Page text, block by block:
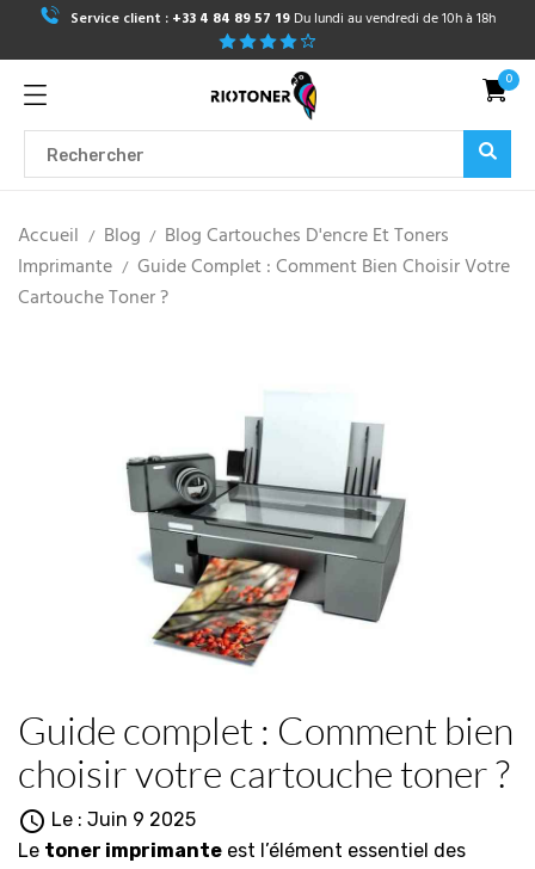
Service client : +33 4 84 89 57 19 Du lundi au vendredi de 10h à 18h
0
Accueil Blog
Blog Cartouches D'encre Et Toners
Imprimante
Guide Complet : Comment Bien Choisir Votre
Cartouche Toner ?
Guide complet : Comment bien
choisir votre cartouche toner ?
 Le : Juin 9 2025
Le toner imprimante est l’élément essentiel des